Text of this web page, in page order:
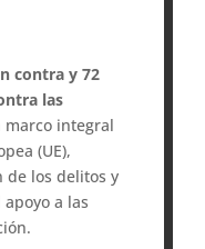
contra y 72
las
marco integral
(UE),
de los delitos y
a las